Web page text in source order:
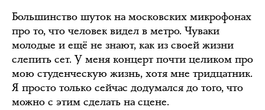
Большинство шуток на московских микрофонах
про то, что человек видел в метро. Чуваки
молодые и ещё не знают, как из своей жизни
слепить сет. У меня концерт почти целиком про
мою студенческую жизнь, хотя мне тридцатник.
Я просто только сейчас додумался до того, что
можно с этим сделать на сцене.